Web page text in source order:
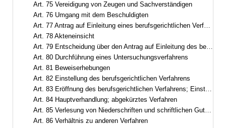
Art. 75 Vereidigung von Zeugen und Sachverständigen
Art. 76 Umgang mit dem Beschuldigten
Art. 77 Antrag auf Einleitung eines berufsgerichtlichen Verfahrens; Zuständigkeit
Art. 78 Akteneinsicht
Art. 79 Entscheidung über den Antrag auf Einleitung des berufsgerichtlichen Verfahrens
Art. 80 Durchführung eines Untersuchungsverfahrens
Art. 81 Beweiserhebungen
Art. 82 Einstellung des berufsgerichtlichen Verfahrens
Art. 83 Eröffnung des berufsgerichtlichen Verfahrens; Einstellung wegen Geringfügigkeit
Art. 84 Hauptverhandlung; abgekürztes Verfahren
Art. 85 Verlesung von Niederschriften und schriftlichen Gutachten
Art. 86 Verhältnis zu anderen Verfahren